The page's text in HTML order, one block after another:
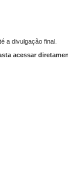
a divulgação final.
acessar